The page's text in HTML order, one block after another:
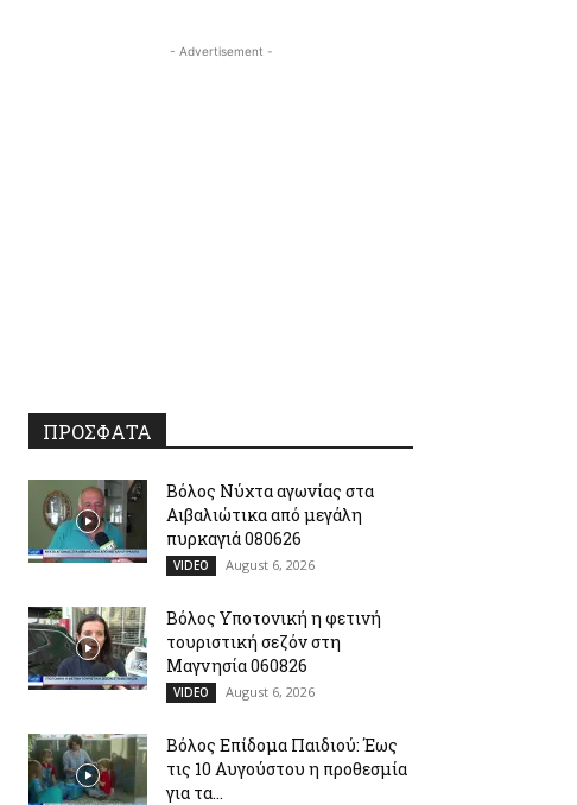
- Advertisement -
ΠΡΟΣΦΑΤΑ
Βόλος Νύχτα αγωνίας στα
Αιβαλιώτικα από μεγάλη
πυρκαγιά 080626
VIDEO August 6, 2026
Βόλος Υποτονική η φετινή
τουριστική σεζόν στη
Μαγνησία 060826
VIDEO August 6, 2026
Βόλος Επίδομα Παιδιού: Έως
τις 10 Αυγούστου η προθεσμία
για τα...